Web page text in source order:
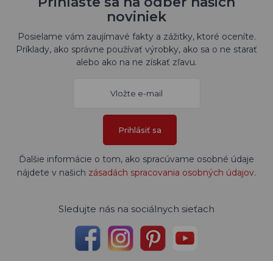
noviniek
Posielame vám zaujímavé fakty a zážitky, ktoré oceníte.
Príklady, ako správne používať výrobky, ako sa o ne starať
alebo ako na ne získať zľavu.
Prihlásiť sa
Ďalšie informácie o tom, ako spracúvame osobné údaje
nájdete v našich zásadách spracovania osobných údajov.
Sledujte nás na sociálnych sieťach